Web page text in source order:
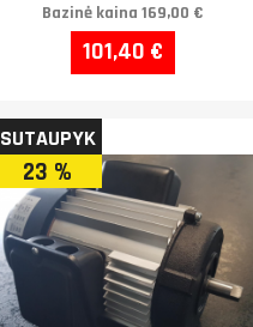
Bazinė kaina 169,00 €
101,40 €
SUTAUPYK
23 %